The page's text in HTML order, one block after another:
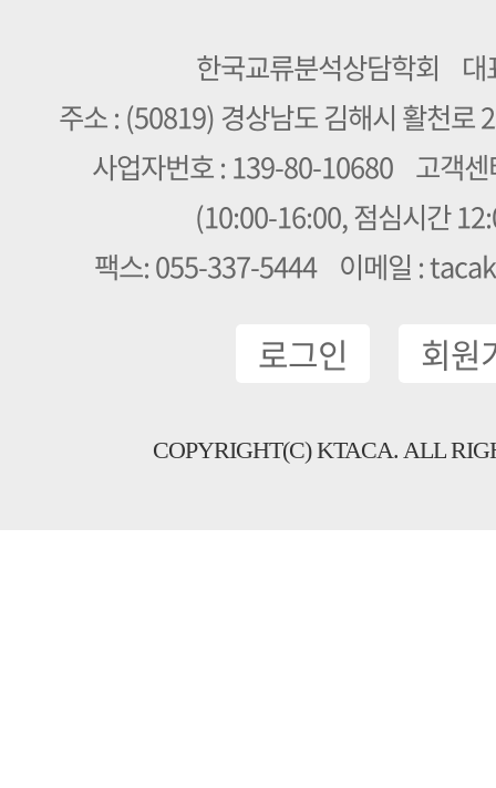
한국교류분석상담학회
대
주소 : (50819) 경상남도 김해시 활천로
사업자번호 : 139-80-10680 고객
(10:00-16:00, 점심시간
팩스: 055-337-5444 이메일 :
로그인 회원
COPYRIGHT(C) KTACA. ALL